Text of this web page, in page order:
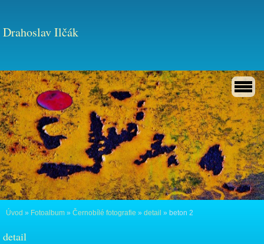
Drahoslav Ilčák
Úvod » Fotoalbum » Černobílé fotografie » detail » beton 2
detail